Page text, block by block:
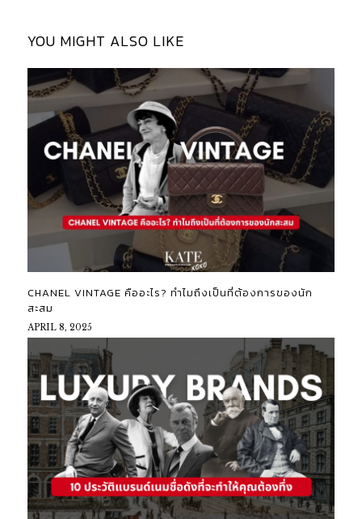
YOU MIGHT ALSO LIKE
CHANEL VINTAGE คืออะไร? ทำไมถึงเป็นที่ต้องการของนัก
สะสม
APRIL 8, 2025